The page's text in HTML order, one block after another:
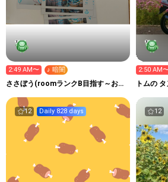
2:49 AM〜 ♪ 暗闇
ささぼう(roomランクB目指す～お歌
2:50 AM
トムの
12 Daily 828 days 12